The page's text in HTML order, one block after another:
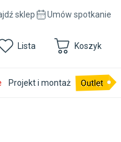
sklep Umów spotkanie
Lista Koszyk
Projekt i montaż